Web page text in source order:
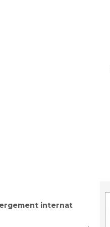
internat
- BLRD